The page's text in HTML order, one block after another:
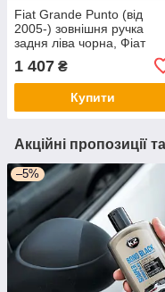
Fiat Grande Punto (від
2005-) зовнішня ручка
задня ліва чорна, Фіат
1 407 ₴
Купити
Акційні пропозиції
–5%